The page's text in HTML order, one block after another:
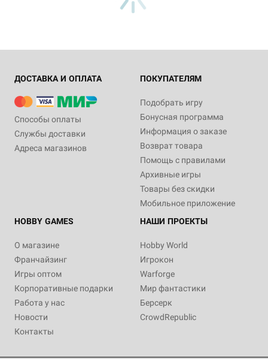
ДОСТАВКА И ОПЛАТА
Способы оплаты
Службы доставки
Адреса магазинов
ПОКУПАТЕЛЯМ
Подобрать игру
Бонусная программа
Информация о заказе
Возврат товара
Помощь с правилами
Архивные игры
Товары без скидки
Мобильное приложение
HOBBY GAMES
О магазине
Франчайзинг
Игры оптом
Корпоративные подарки
Работа у нас
Новости
Контакты
НАШИ ПРОЕКТЫ
Hobby World
Игрокон
Warforge
Мир фантастики
Берсерк
CrowdRepublic